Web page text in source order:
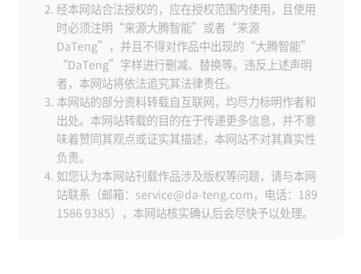
经本网站合法授权的，应在授权范围内使用，且使用
时必须注明“来源大腾智能”或者“来源
DaTeng”，并且不得对作品中出现的“大腾智能”
“DaTeng”字样进行删减、替换等。违反上述声明
者，本网站将依法追究其法律责任。
本网站的部分资料转载自互联网，均尽力标明作者和
出处。本网站转载的目的在于传递更多信息，并不意
味着赞同其观点或证实其描述，本网站不对其真实性
负责。
如您认为本网站刊载作品涉及版权等问题，请与本网
站联系（邮箱：service@da-teng.com，电话：189
1586 9385），本网站核实确认后会尽快予以处理。